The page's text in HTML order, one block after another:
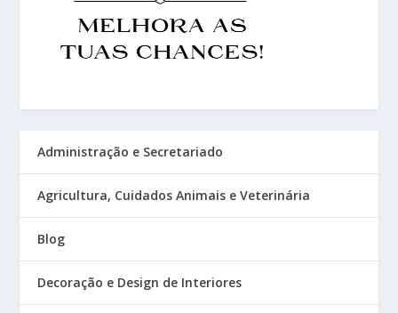
Administração e Secretariado
Agricultura, Cuidados Animais e Veterinária
Blog
Decoração e Design de Interiores